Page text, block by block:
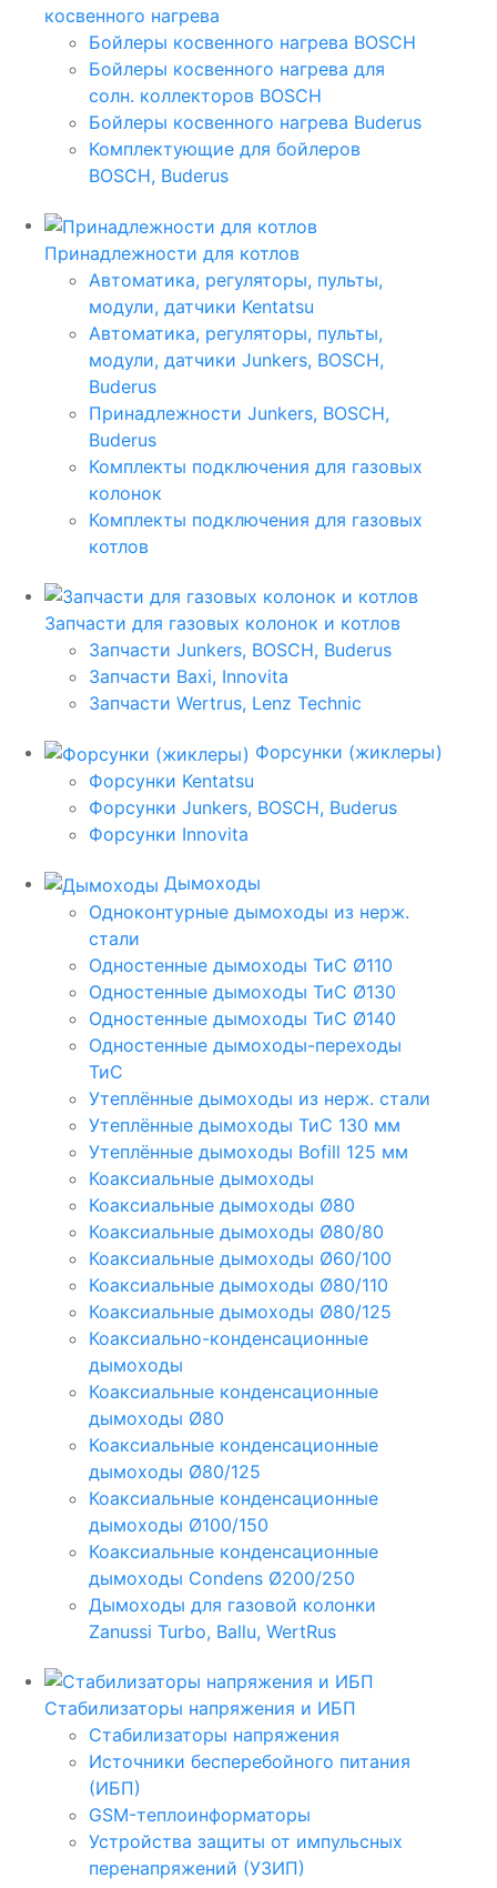
косвенного нагрева
Бойлеры косвенного нагрева BOSCH
Бойлеры косвенного нагрева для
солн. коллекторов BOSCH
Бойлеры косвенного нагрева Buderus
Комплектующие для бойлеров
BOSCH, Buderus
Принадлежности для котлов
Автоматика, регуляторы, пульты,
модули, датчики Kentatsu
Автоматика, регуляторы, пульты,
модули, датчики Junkers, BOSCH,
Buderus
Принадлежности Junkers, BOSCH,
Buderus
Комплекты подключения для газовых
колонок
Комплекты подключения для газовых
котлов
Запчасти для газовых колонок и котлов
Запчасти Junkers, BOSCH, Buderus
Запчасти Baxi, Innovita
Запчасти Wertrus, Lenz Technic
Форсунки (жиклеры)
Форсунки Kentatsu
Форсунки Junkers, BOSCH, Buderus
Форсунки Innovita
Дымоходы
Одноконтурные дымоходы из нерж.
стали
Одностенные дымоходы ТиС Ø110
Одностенные дымоходы ТиС Ø130
Одностенные дымоходы ТиС Ø140
Одностенные дымоходы-переходы
ТиС
Утеплённые дымоходы из нерж. стали
Утеплённые дымоходы ТиС 130 мм
Утеплённые дымоходы Bofill 125 мм
Коаксиальные дымоходы
Коаксиальные дымоходы Ø80
Коаксиальные дымоходы Ø80/80
Коаксиальные дымоходы Ø60/100
Коаксиальные дымоходы Ø80/110
Коаксиальные дымоходы Ø80/125
Коаксиально-конденсационные
дымоходы
Коаксиальные конденсационные
дымоходы Ø80
Коаксиальные конденсационные
дымоходы Ø80/125
Коаксиальные конденсационные
дымоходы Ø100/150
Коаксиальные конденсационные
дымоходы Condens Ø200/250
Дымоходы для газовой колонки
Zanussi Turbo, Ballu, WertRus
Стабилизаторы напряжения и ИБП
Стабилизаторы напряжения
Источники бесперебойного питания
(ИБП)
GSM-теплоинформаторы
Устройства защиты от импульсных
перенапряжений (УЗИП)